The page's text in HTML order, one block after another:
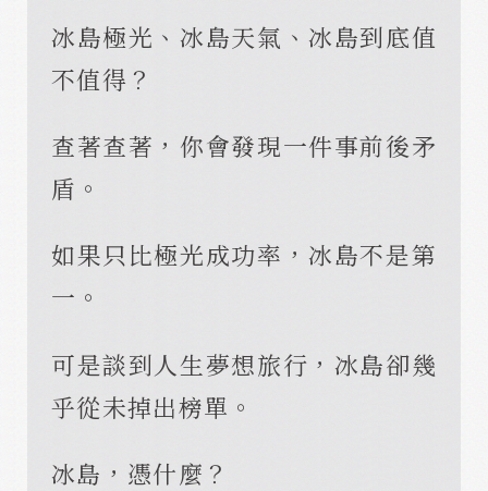
冰島極光、冰島天氣、冰島到底值
不值得？
查著查著，你會發現一件事前後矛
盾。
如果只比極光成功率，冰島不是第
一。
可是談到人生夢想旅行，冰島卻幾
乎從未掉出榜單。
冰島，憑什麼？